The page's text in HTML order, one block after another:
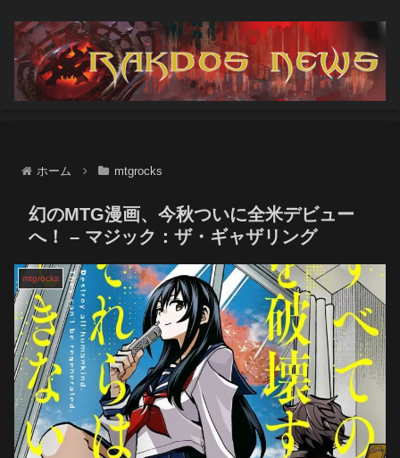
ホーム mtgrocks
幻のMTG漫画、今秋ついに全米デビュー
へ！ – マジック：ザ・ギャザリング
mtgrocks